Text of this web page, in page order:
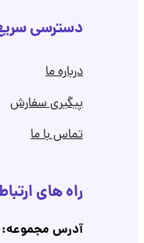
دسترسی سریع
درباره ما
پیگیری سفارش
تماس با ما
راه های ارتباطی
آدرس مجموعه: